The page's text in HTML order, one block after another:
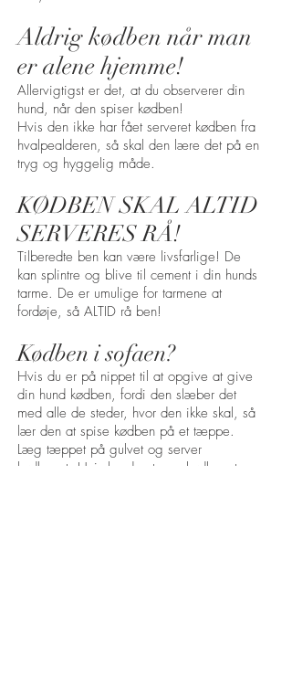
Aldrig kødben når man
er alene hjemme!
Allervigtigst er det, at du observerer din
hund, når den spiser kødben!
Hvis den ikke har fået serveret kødben fra
hvalpealderen, så skal den lære det på en
tryg og hyggelig måde.
KØDBEN SKAL ALTID
SERVERES RÅ!
Tilberedte ben kan være livsfarlige! De
kan splintre og blive til cement i din hunds
tarme. De er umulige for tarmene at
fordøje, så ALTID rå ben!
Kødben i sofaen?
Hvis du er på nippet til at opgive at give
din hund kødben, fordi den slæber det
med alle de steder, hvor den ikke skal, så
lær den at spise kødben på et tæppe.
Læg tæppet på gulvet og server
kødbenet. Hvis hunden tager kødbenet